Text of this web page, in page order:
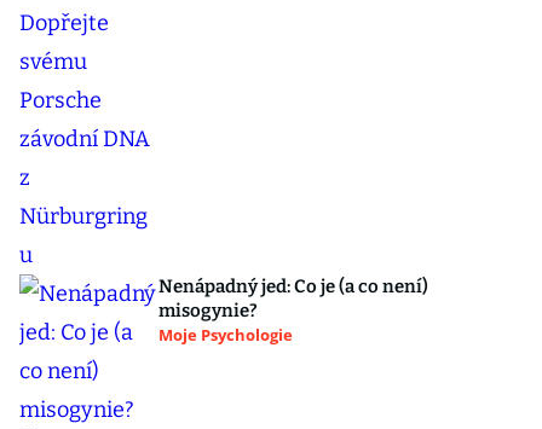
Nenápadný jed: Co je (a co není)
misogynie?
Moje Psychologie